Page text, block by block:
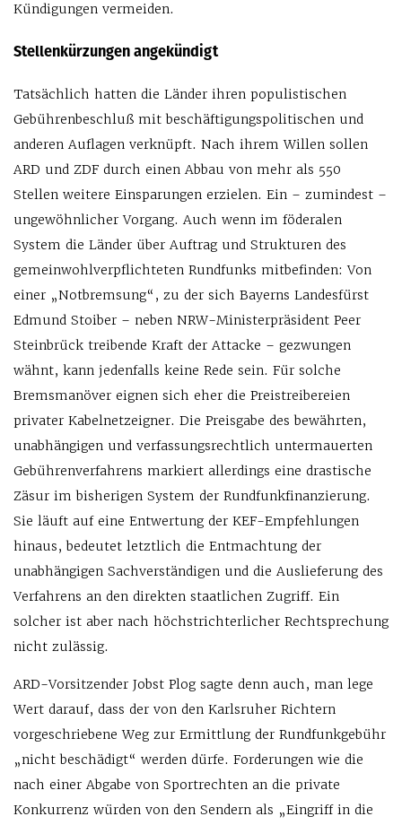
Kündigungen vermeiden.
Stellenkürzungen angekündigt
Tatsächlich hatten die Länder ihren populistischen
Gebührenbeschluß mit beschäftigungspolitischen und
anderen Auflagen verknüpft. Nach ihrem Willen sollen
ARD und ZDF durch einen Abbau von mehr als 550
Stellen weitere Einsparungen erzielen. Ein – zumindest –
ungewöhnlicher Vorgang. Auch wenn im föderalen
System die Länder über Auftrag und Strukturen des
gemeinwohlverpflichteten Rundfunks mitbefinden: Von
einer „Notbremsung“, zu der sich Bayerns Landesfürst
Edmund Stoiber – neben NRW-Ministerpräsident Peer
Steinbrück treibende Kraft der Attacke – gezwungen
wähnt, kann jedenfalls keine Rede sein. Für solche
Bremsmanöver eignen sich eher die Preistreibereien
privater Kabelnetzeigner. Die Preisgabe des bewährten,
unabhängigen und verfassungsrechtlich untermauerten
Gebührenverfahrens markiert allerdings eine drastische
Zäsur im bisherigen System der Rundfunkfinanzierung.
Sie läuft auf eine Entwertung der KEF-Empfehlungen
hinaus, bedeutet letztlich die Entmachtung der
unabhängigen Sachverständigen und die Auslieferung des
Verfahrens an den direkten staatlichen Zugriff. Ein
solcher ist aber nach höchstrichterlicher Rechtsprechung
nicht zulässig.
ARD-Vorsitzender Jobst Plog sagte denn auch, man lege
Wert darauf, dass der von den Karlsruher Richtern
vorgeschriebene Weg zur Ermittlung der Rundfunkgebühr
„nicht beschädigt“ werden dürfe. Forderungen wie die
nach einer Abgabe von Sportrechten an die private
Konkurrenz würden von den Sendern als „Eingriff in die